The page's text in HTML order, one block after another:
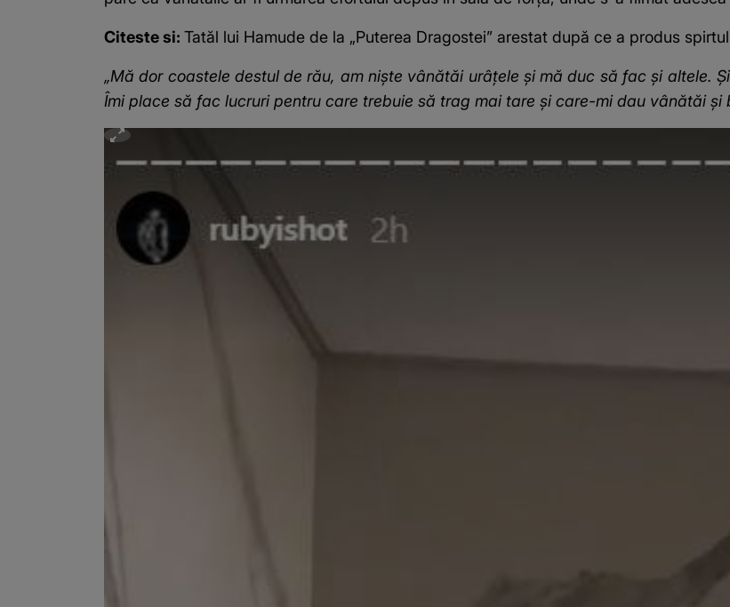
Citeste si: Tatăl lui Hamude de la „Puterea Dragostei” arestat după ce a produs
„Mă dor coastele destul de rău, am niște vânătăi urâțele și mă duc să fac și altele.
Îmi place să fac lucruri pentru care trebuie să trag mai tare și care-mi dau vânătăi și